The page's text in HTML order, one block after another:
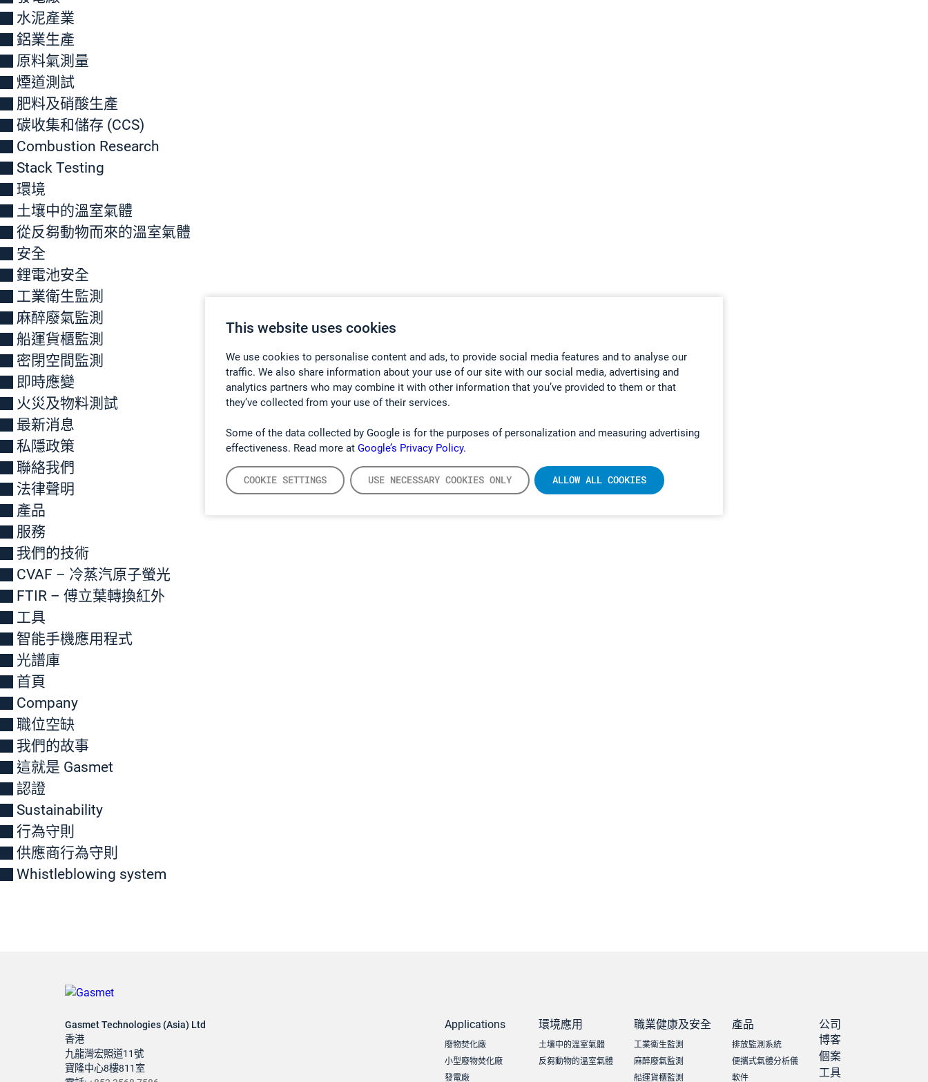
This website uses cookies
We use cookies to personalise content and ads, to provide social media features and to analyse our
traffic. We also share information about your use of our site with our social media, advertising and
analytics partners who may combine it with other information that you’ve provided to them or that
they’ve collected from your use of their services.
Some of the data collected by Google is for the purposes of personalization and measuring advertising
effectiveness. Read more at Google’s Privacy Policy.
COOKIE SETTINGS USE NECESSARY COOKIES ONLY ALLOW ALL COOKIES
水泥產業
鋁業生產
原料氣測量
煙道測試
肥料及硝酸生產
碳收集和儲存 (CCS)
Combustion Research
Stack Testing
環境
土壤中的溫室氣體
從反芻動物而來的溫室氣體
安全
鋰電池安全
工業衛生監測
麻醉廢氣監測
船運貨櫃監測
密閉空間監測
即時應變
火災及物料測試
最新消息
私隱政策
聯絡我們
法律聲明
產品
服務
我們的技術
CVAF – 冷蒸汽原子螢光
FTIR – 傅立葉轉換紅外
工具
智能手機應用程式
光譜庫
首頁
Company
職位空缺
我們的故事
這就是 Gasmet
認證
Sustainability
行為守則
供應商行為守則
Whistleblowing system
Gasmet Technologies (Asia) Ltd
香港
九龍灣宏照道11號
寶隆中心8樓811室
Applications
廢物焚化廠
小型廢物焚化廠
發電廠
環境應用
土壤中的溫室氣體
反芻動物的溫室氣體
職業健康及安全
工業衛生監測
麻醉廢氣監測
船運貨櫃監測
產品
排放監測系統
便攜式氣體分析儀
軟件
公司
博客
個案
工具